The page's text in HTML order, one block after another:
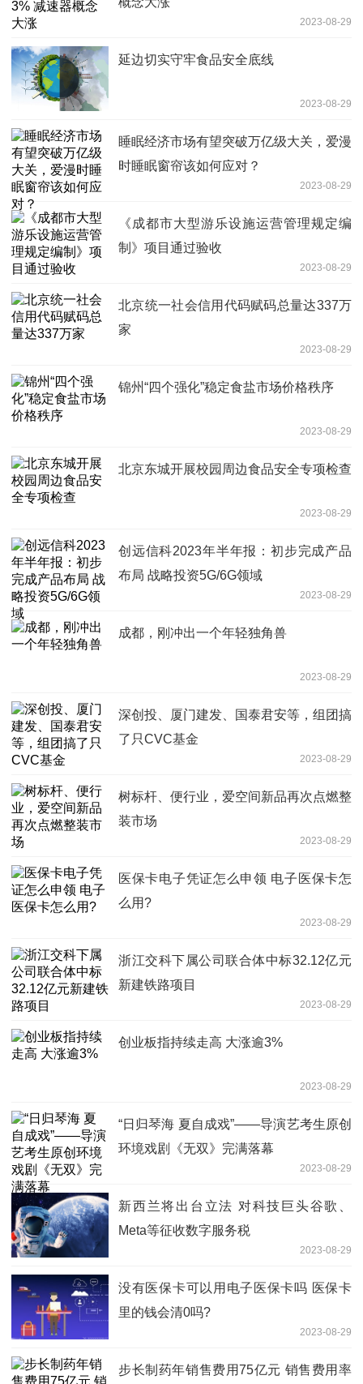
2023-08-29
延边切实守牢食品安全底线
2023-08-29
睡眠经济市场有望突破万亿级大关，爱漫
时睡眠窗帘该如何应对？
2023-08-29
《成都市大型游乐设施运营管理规定编
制》项目通过验收
2023-08-29
北京统一社会信用代码赋码总量达337万
家
2023-08-29
锦州“四个强化”稳定食盐市场价格秩序
2023-08-29
北京东城开展校园周边食品安全专项检查
2023-08-29
创远信科2023年半年报：初步完成产品
布局 战略投资5G/6G领域
2023-08-29
成都，刚冲出一个年轻独角兽
2023-08-29
深创投、厦门建发、国泰君安等，组团搞
了只CVC基金
2023-08-29
树标杆、便行业，爱空间新品再次点燃整
装市场
2023-08-29
医保卡电子凭证怎么申领 电子医保卡怎
么用?
2023-08-29
浙江交科下属公司联合体中标32.12亿元
新建铁路项目
2023-08-29
创业板指持续走高 大涨逾3%
2023-08-29
“日归琴海 夏自成戏”——导演艺考生原创
环境戏剧《无双》完满落幕
2023-08-29
新西兰将出台立法 对科技巨头谷歌、
Meta等征收数字服务税
2023-08-29
没有医保卡可以用电子医保卡吗 医保卡
里的钱会清0吗?
2023-08-29
步长制药年销售费用75亿元 销售费用率